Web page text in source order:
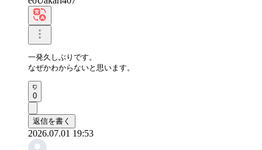
一発久しぶりです。
なぜかわからないと思います。
0
返信を書く
2026.07.01 19:53